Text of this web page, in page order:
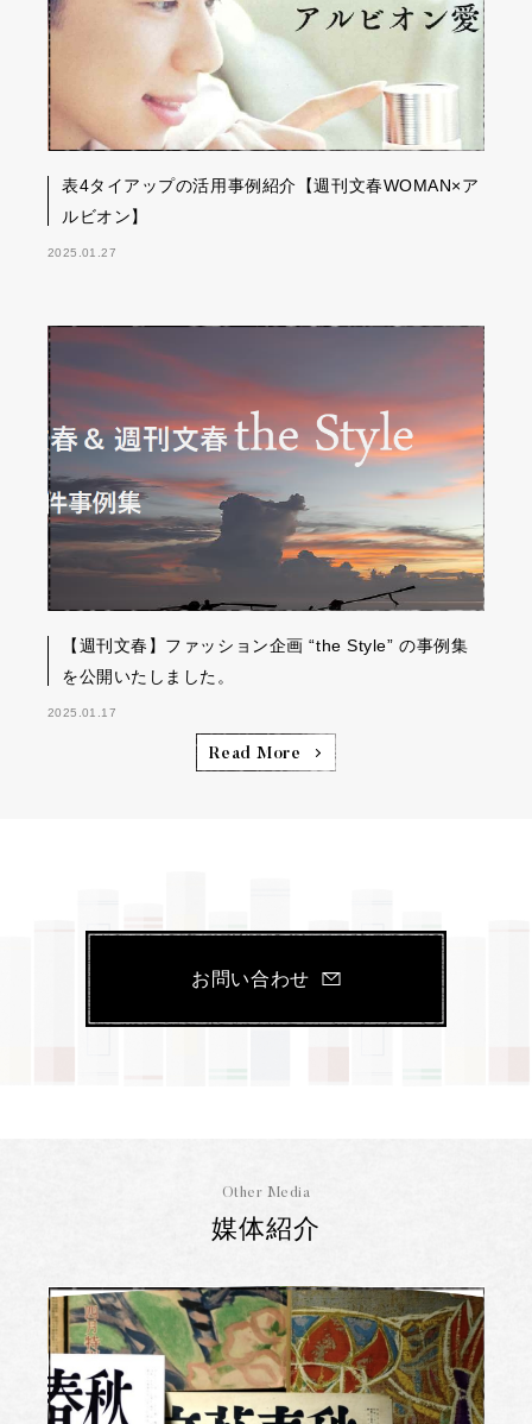
表4タイアップの活用事例紹介【週刊文春WOMAN×ア
ルビオン】
2025.01.27
【週刊文春】ファッション企画 “the Style” の事例集
を公開いたしました。
2025.01.17
Read More
お問い合わせ
Other Media
媒体紹介